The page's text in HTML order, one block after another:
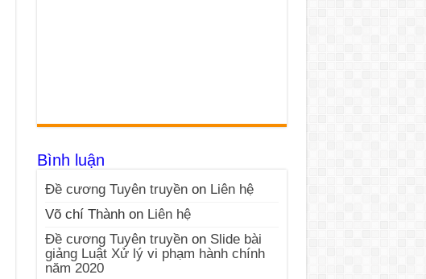
Bình luận
Đề cương Tuyên truyềnon Liên hệ
Võ chí Thànhon Liên hệ
Đề cương Tuyên truyềnon Slide bài
giảng Luật Xử lý vi phạm hành chính
năm 2020